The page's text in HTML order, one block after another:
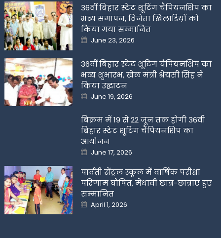
36वीं बिहार स्टेट शूटिंग चैंपियनशिप का
भव्य समापन, विजेता खिलाडिय़ों को
किया गया सम्मानित
Posted
on
June 23, 2026
36वीं बिहार स्टेट शूटिंग चैंपियनशिप का
भव्य शुभारंभ, खेल मंत्री श्रेयसी सिंह ने
किया उद्घाटन
Posted
on
June 19, 2026
बिक्रम में 19 से 22 जून तक होगी 36वीं
बिहार स्टेट शूटिंग चैंपियनशिप का
आयोजन
Posted
on
June 17, 2026
पार्वती सेंट्रल स्कूल में वार्षिक परीक्षा
परिणाम घोषित, मेधावी छात्र-छात्राएं हुए
सम्मानित
Posted
on
April 1, 2026